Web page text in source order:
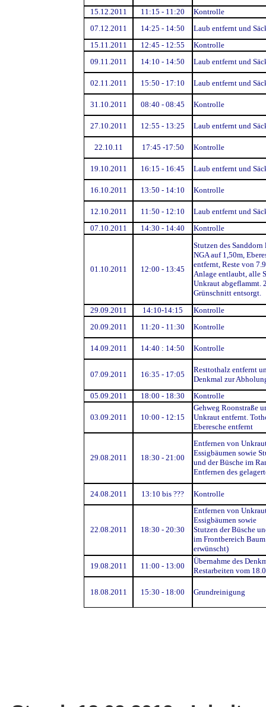
15.12.2011
11:15 - 11:20
Kontrolle
07.12.2011
14:25 - 14:50
Laub entfernt und
15.11.2011
12:45 - 12:55
Kontrolle
09.11.2011
14:10 - 14:50 Laub entfernt und
02.11.2011 15:50 - 17:10 Laub entfernt und
31.10.2011 08:40 - 08:45 Kontrolle
27.10.2011 12:55 - 13:25 Laub entfernt und
22.10.11 17:45 -17:50 Kontrolle
19.10.2011 16:15 - 16:45 Laub entfernt und
16.10.2011 13:50 - 14:10 Kontrolle
12.10.2011 11:50 - 12:10
Laub entfernt und
07.10.2011
14:30 - 14:40 Kontrolle
01.10.2011 12:00 - 13:45
Stutzen des
NGA auf 1,50m,
entfernt, Reste von
Anlage entlaubt, alle
Unkraut abgeflammt.
Grünschnitt entsorgt.
29.09.2011
14:10-14:15
Kontrolle
20.09.2011
11:20 - 11:30 Kontrolle
14.09.2011 14:40 : 14:50 Kontrolle
07.09.2011 16:35 - 17:05
Resttothalz entfernt
Denkmal zur
05.09.2011
18:00 - 18:30 Kontrolle
03.09.2011 10:00 - 12:15
Gehweg Roonstraße
Unkraut entfernt.
Eberesche entfernt
29.08.2011 18:30 - 21:00
Entfernen von
Essigbäumen sowie
und der Büsche im
Entfernen des
24.08.2011 13:10 bis ??? Kontrolle
22.08.2011 18:30 - 20:30
Entfernen von
Essigbäumen sowie
Stutzen der Büsche
im Frontbereich
erwünscht)
19.08.2011
11:00 - 13:00
Übernahme des
Restarbeiten vom
18.08.2011 15:30 - 18:00 Grundreinigung